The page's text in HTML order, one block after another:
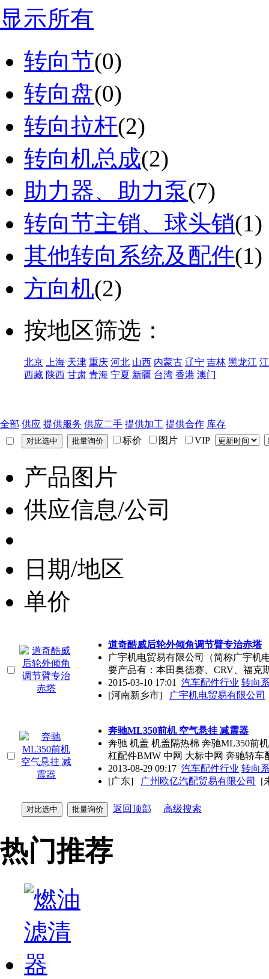
显示所有
转向节(0)
转向盘(0)
转向拉杆(2)
转向机总成(2)
助力器、助力泵(7)
转向节主销、球头销(1)
其他转向系统及配件(1)
方向机(2)
按地区筛选：
北京 上海 天津 重庆 河北 山西 内蒙古 辽宁 吉林 黑龙江
西藏 陕西 甘肃 青海 宁夏 新疆 台湾 香港 澳门
全部 供应 提供服务 供应二手 提供加工 提供合作 库存
标价
图片 VIP
产品图片
供应信息/公司
日期/地区
单价
道奇酷威后轮外倾角调节臂专治赤塔
广宇机电贸易有限公司（简称广宇机
要产品有：本田奥德赛、CRV、福克
2015-03-10 17:01 汽车配件行业 转向
[河南新乡市]
广宇机电贸易有限公司
奔驰ML350前机 空气悬挂 减震器
奔驰 机盖 机盖隔热棉 奔驰ML350前
杠配件BMW 中网 大标中网 奔驰轿车
2013-08-29 09:17 汽车配件行业 转向
[广东]
广州欧亿汽配贸易有限公司 [
返回顶部 高级搜索
热门推荐